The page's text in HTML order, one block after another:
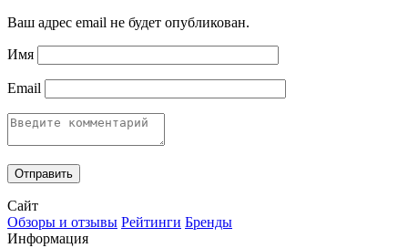
Ваш адрес email не будет опубликован.
Имя
Email
Сайт
Обзоры и отзывы Рейтинги Бренды
Информация